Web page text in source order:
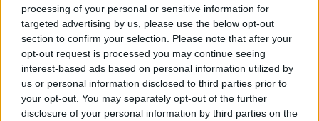
processing of your personal or sensitive information for
targeted advertising by us, please use the below opt-out
section to confirm your selection. Please note that after your
opt-out request is processed you may continue seeing
interest-based ads based on personal information utilized by
us or personal information disclosed to third parties prior to
your opt-out. You may separately opt-out of the further
disclosure of your personal information by third parties on the